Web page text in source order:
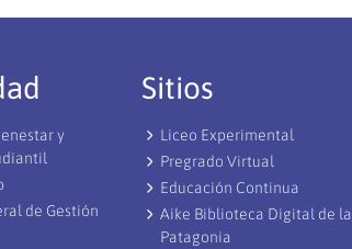
y
de Gestión
Sitios
Liceo Experimental
Pregrado Virtual
Educación Continua
Aike Biblioteca Digital de la
Patagonia